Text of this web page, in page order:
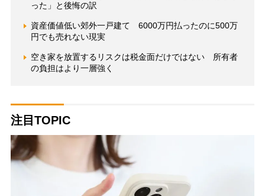
った」と後悔の訳
資産価値低い郊外一戸建て 6000万円払ったのに500万
円でも売れない現実
空き家を放置するリスクは税金面だけではない 所有者
の負担はより一層強く
注目TOPIC